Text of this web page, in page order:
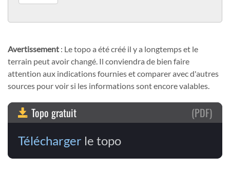
Avertissement : Le topo a été créé il y a longtemps et le
terrain peut avoir changé. Il conviendra de bien faire
attention aux indications fournies et comparer avec d'autres
sources pour voir si les informations sont encore valables.
Topo gratuit (PDF)
Télécharger le topo